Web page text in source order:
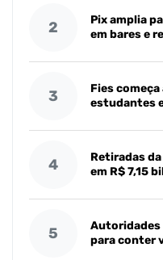
2
Pix amplia
em bares e
3
Fies
estudantes
4
Retiradas
em R$ 7,15
5
Autoridades
para conter